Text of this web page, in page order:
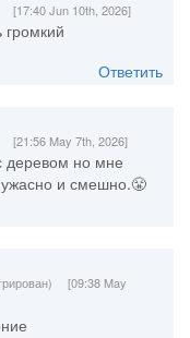
[17:40 Jun 10th, 2026]
громкий
Ответить
[21:56 May 7th, 2026]
деревом но мне
ужасно и смешно.😤
[09:38 May